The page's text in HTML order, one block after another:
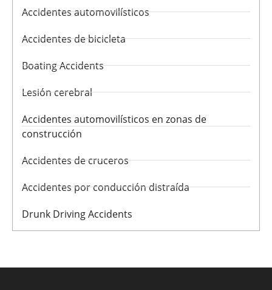
Accidentes automovilísticos
Accidentes de bicicleta
Boating Accidents
Lesión cerebral
Accidentes automovilísticos en zonas de
construcción
Accidentes de cruceros
Accidentes por conducción distraída
Drunk Driving Accidents